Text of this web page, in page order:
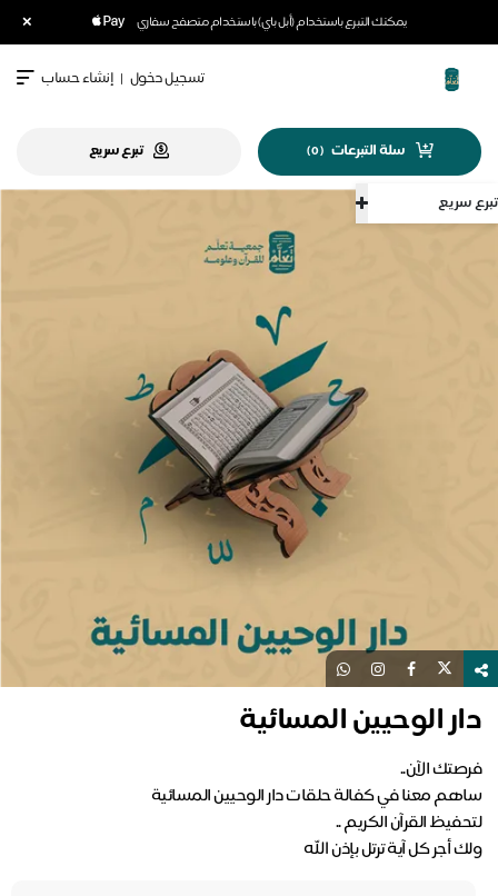
يمكنك التبرع باستخدام (أبل باي) باستخدام متصفح سفاري ×
تبرع سريع
تسجيل دخول | إنشاء حساب
سلة التبرعات (
0
) تبرع سريع
دار الوحيين المسائية
ولك أجر كل آية ترتل بإذن الله